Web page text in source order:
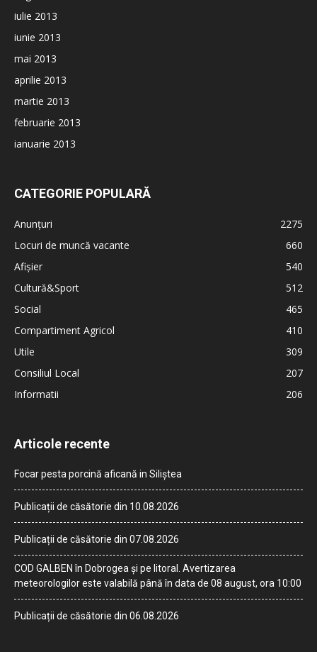
iulie 2013
iunie 2013
mai 2013
aprilie 2013
martie 2013
februarie 2013
ianuarie 2013
CATEGORIE POPULARĂ
Anunțuri
2275
Locuri de muncă vacante
660
Afișier
540
Cultură&Sport
512
Social
465
Compartiment Agricol
410
Utile
309
Consiliul Local
207
Informatii
206
Articole recente
Focar pesta porcină aficană in Siliștea
Publicații de căsătorie din 10.08.2026
Publicații de căsătorie din 07.08.2026
COD GALBEN în Dobrogea și pe litoral. Avertizarea
meteorologilor este valabilă până în data de 08 august, ora 10:00
Publicații de căsătorie din 06.08.2026